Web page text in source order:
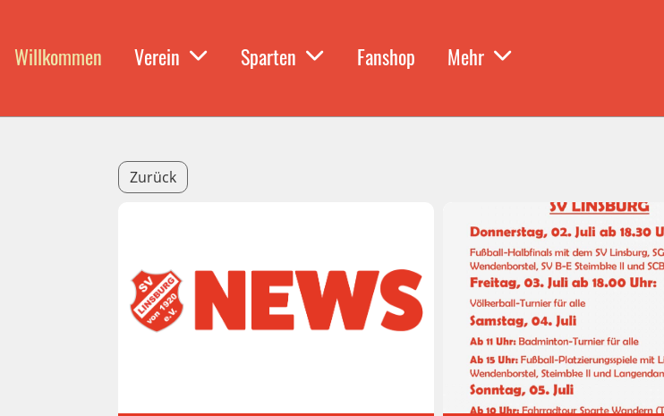
Willkommen Verein Sparten Fanshop Mehr
Zurück